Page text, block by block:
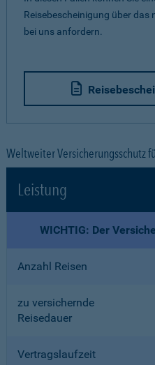
Reisebescheinigung über das
bei uns anfordern.
Weltweiter Versicherungsschutz
Leistung
WICHTIG: Der
Anzahl Reisen
zu versichernde
Reisedauer
Vertragslaufzeit